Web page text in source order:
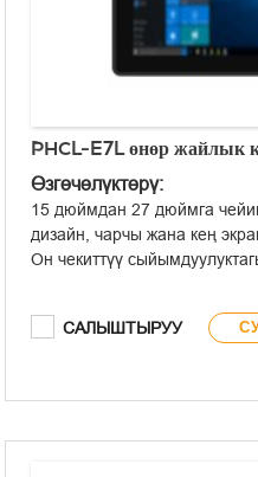
PHCL-E7L өнөр жайлык
Өзгөчөлүктөрү:
15 дюймдан 27 дюймга
дизайн, чарчы жана кең
Он чекиттүү
Алдыңкы панели IP65
чыккан толугу менен
Кыналган/VESA орнотуу
САЛЫШТЫРУУ